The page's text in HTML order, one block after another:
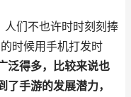
人们不也许时时刻刻捧
时候用手机打发时
泛得多，比较来说也
手游的发展潜力，